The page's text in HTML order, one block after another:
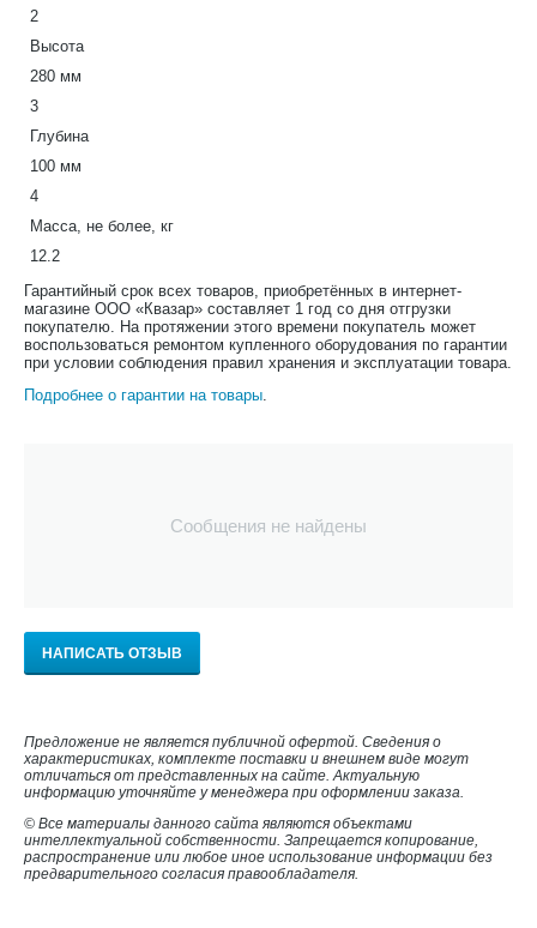
2
Высота
280 мм
3
Глубина
100 мм
4
Масса, не более, кг
12.2
Гарантийный срок всех товаров, приобретённых в интернет-
магазине ООО «Квазар» составляет 1 год со дня отгрузки
покупателю. На протяжении этого времени покупатель может
воспользоваться ремонтом купленного оборудования по гарантии
при условии соблюдения правил хранения и эксплуатации товара.
Подробнее о гарантии на товары
Сообщения не найдены
НАПИСАТЬ ОТЗЫВ
Предложение не является публичной офертой. Сведения о
характеристиках, комплекте поставки и внешнем виде могут
отличаться от представленных на сайте. Актуальную
информацию уточняйте у менеджера при оформлении заказа.
© Все материалы данного сайта являются объектами
интеллектуальной собственности. Запрещается копирование,
распространение или любое иное использование информации без
предварительного согласия правообладателя.